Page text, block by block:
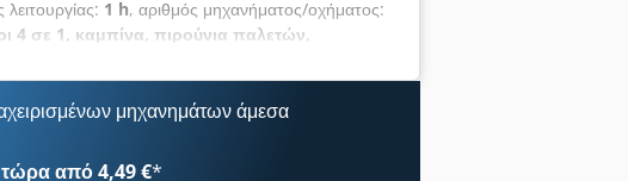
1 h, αριθμός μηχανήματος/οχήματος:
4 σε 1, καμπίνα, πιρούνια παλετών,
Βάρος: 5050 kg Πλάτος: 1.850 mm Όγκος κάδου
παλέτας 1200 mm Περιστρεφόμενος φάρος,
MP3, USB, Bluetooth Πίσω φώτα εργασίας Γκάζι
Μονοβραχίονας (Mecalac Single Arm Power) με
Ισχυρή κινηματική Z Mecalac
μηχανημάτων άμεσα
τώρα από 4,49 €*